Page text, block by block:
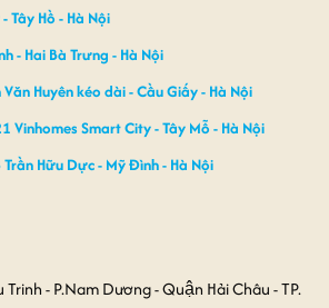
Tây Hồ - Hà Nội
- Hai Bà Trưng - Hà Nội
Huyên kéo dài - Cầu Giấy - Hà Nội
Vinhomes Smart City - Tây Mỗ - Hà Nội
Hữu Dực - Mỹ Đình - Hà Nội
Trinh - P.Nam Dương - Quận Hải Châu - TP.